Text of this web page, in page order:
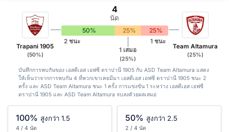
Trapani 1905
(50%)
4
นัด
50% 25% 25%
2 ชนะ
1 เสมอ
(25%)
1 ชนะ
Team Altamura
(25%)
บันทึกการพบกันของ เอสดีเอส เอฟซี ตราปานี 1905 กับ ASD Team Altamura แสดง
ให้เห็นว่าจากการพบกัน 4 ที่พวกเขาเคยมีมา เอสดีเอส เอฟซี ตราปานี 1905 ชนะ 2
ครั้ง และ ASD Team Altamura ชนะ 1 ครั้ง การแข่งขัน 1 ระหว่าง เอสดีเอส เอฟซี
ตราปานี 1905 และ ASD Team Altamura จบลงด้วยผลเสมอ
100% สูงกว่า 1.5
4 / 4 นัด
50% สูงกว่า 2.5
2 / 4 นัด